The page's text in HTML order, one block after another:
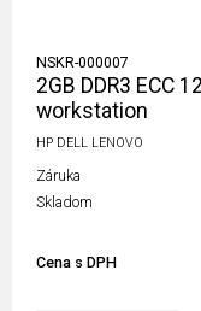
NSKR-000007
2GB DDR3 ECC
workstation
HP DELL LENOVO
Záruka
Skladom
Cena s DPH